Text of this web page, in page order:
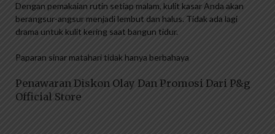
Dengan pemakaian rutin setiap malam, kulit kasar Anda akan
berangsur-angsur menjadi lembut dan halus. Tidak ada lagi
drama untuk kulit kering saat bangun tidur.
Paparan sinar matahari tidak hanya berbahaya
Penawaran Diskon Olay Dan Promosi Dari P&g
Official Store